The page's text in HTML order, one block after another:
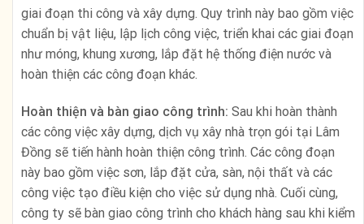
giai đoạn thi công và xây dựng. Quy trình này bao gồm việc
chuẩn bị vật liệu, lập lịch công việc, triển khai các giai đoạn
như móng, khung xương, lắp đặt hệ thống điện nước và
hoàn thiện các công đoạn khác.
Hoàn thiện và bàn giao công trình: Sau khi hoàn thành
các công việc xây dựng, dịch vụ xây nhà trọn gói tại Lâm
Đồng sẽ tiến hành hoàn thiện công trình. Các công đoạn
này bao gồm việc sơn, lắp đặt cửa, sàn, nội thất và các
công việc tạo điều kiện cho việc sử dụng nhà. Cuối cùng,
công ty sẽ bàn giao công trình cho khách hàng sau khi kiểm